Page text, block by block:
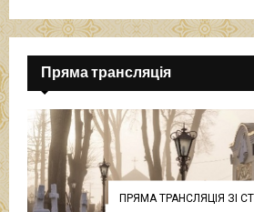
Пряма трансляція
ПРЯМА ТРАНСЛЯЦІЯ ЗІ